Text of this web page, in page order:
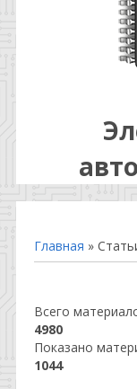
Главная »
Всего
4980
Показано
1044